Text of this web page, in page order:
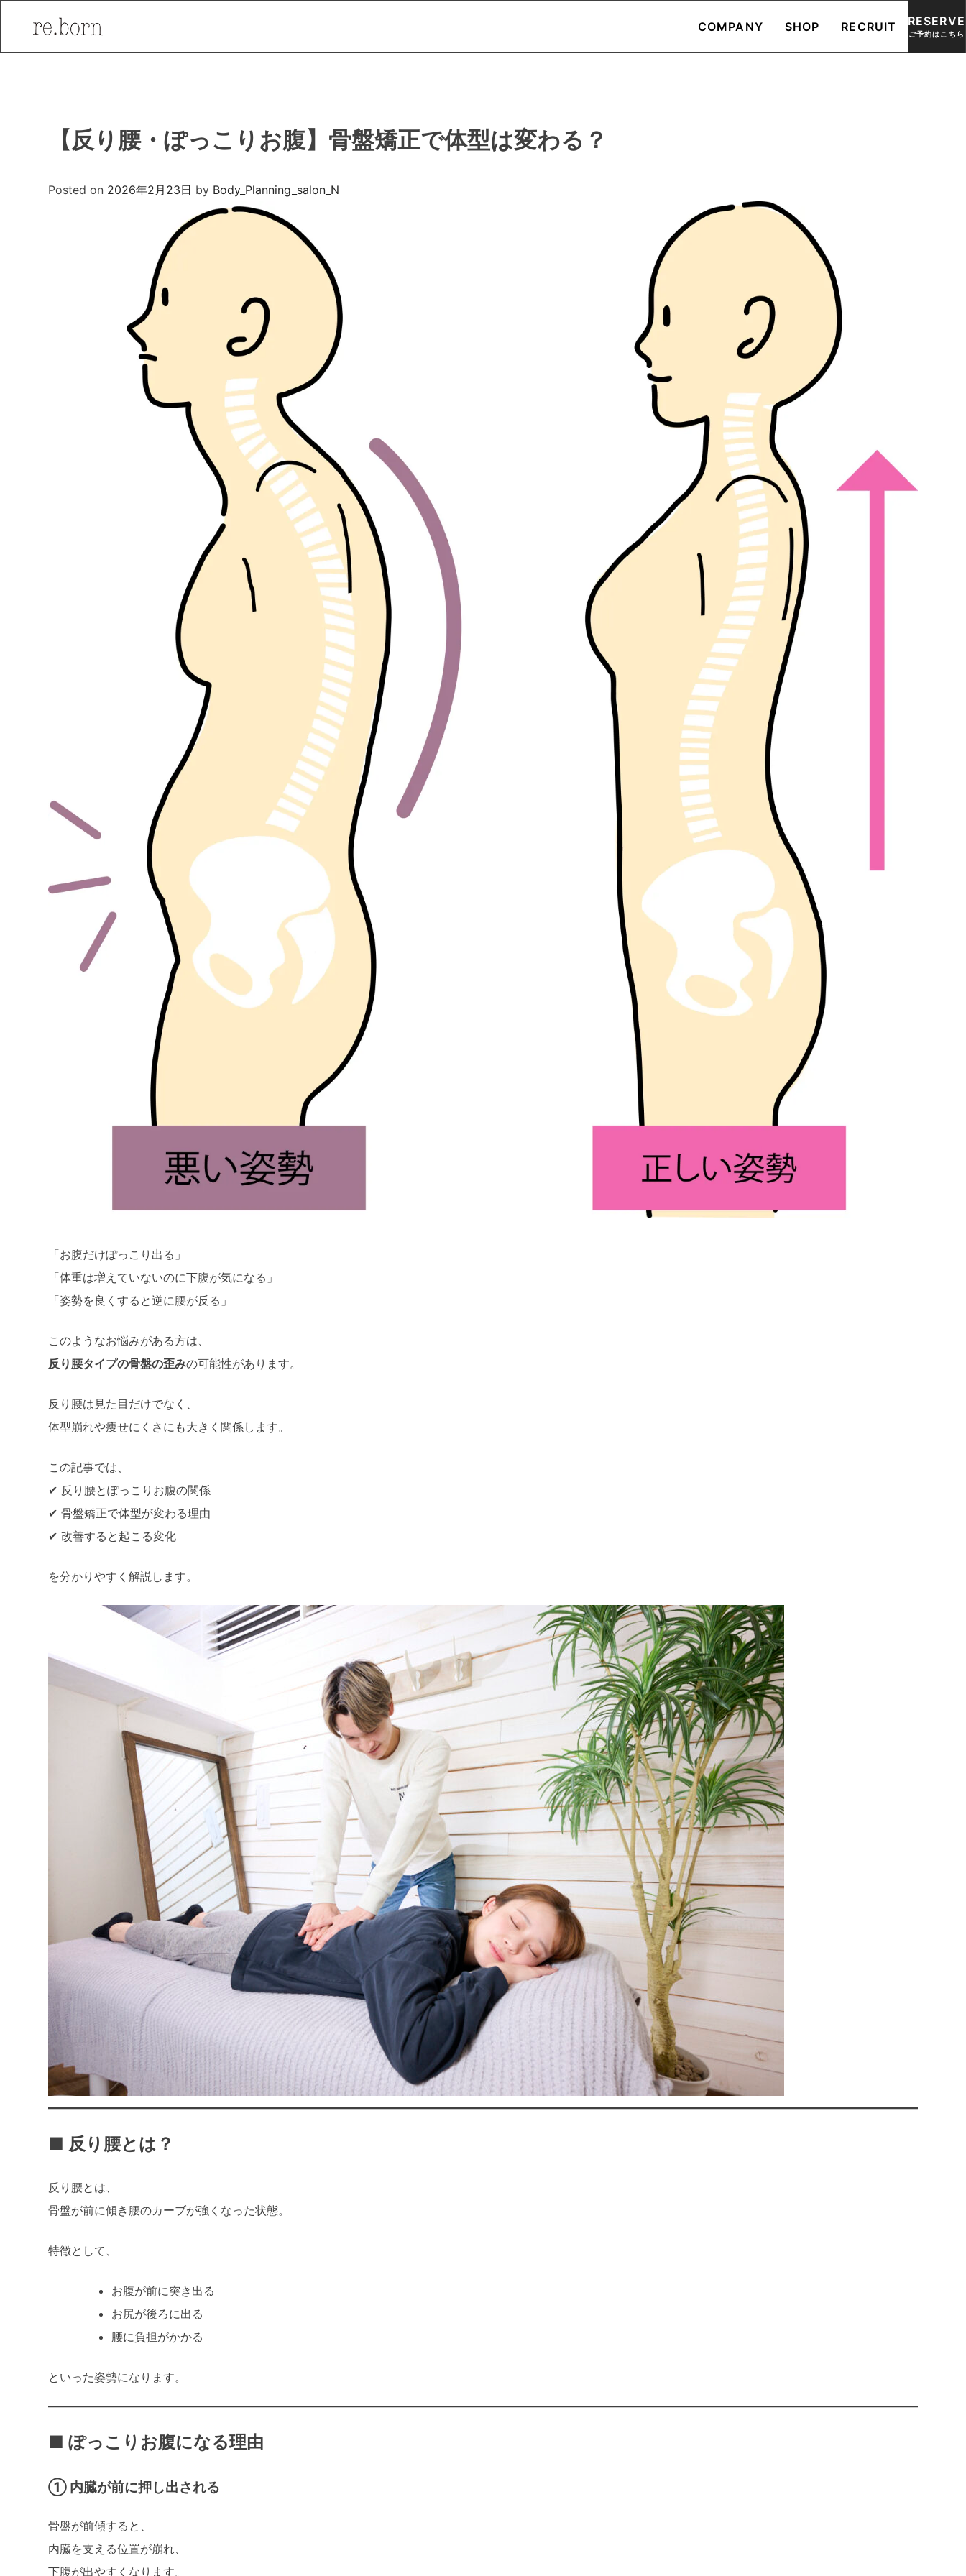
COMPANY SHOP RECRUIT RESERVE
ご予約はこちら
【反り腰・ぽっこりお腹】骨盤矯正で体型は変わる？
Posted on 2026年2月23日 by Body_Planning_salon_N
「お腹だけぽっこり出る」
「体重は増えていないのに下腹が気になる」
「姿勢を良くすると逆に腰が反る」
このようなお悩みがある方は、
反り腰タイプの骨盤の歪みの可能性があります。
反り腰は見た目だけでなく、
体型崩れや痩せにくさにも大きく関係します。
この記事では、
✔ 反り腰とぽっこりお腹の関係
✔ 骨盤矯正で体型が変わる理由
✔ 改善すると起こる変化
を分かりやすく解説します。
■ 反り腰とは？
反り腰とは、
骨盤が前に傾き腰のカーブが強くなった状態。
特徴として、
お腹が前に突き出る
お尻が後ろに出る
腰に負担がかかる
といった姿勢になります。
■ ぽっこりお腹になる理由
① 内臓が前に押し出される
骨盤が前傾すると、
内臓を支える位置が崩れ、
下腹が出やすくなります。